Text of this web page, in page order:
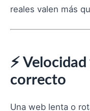
reales valen más
⚡
correcto
Una web lenta o